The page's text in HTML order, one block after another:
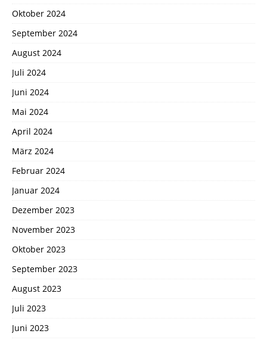
Oktober 2024
September 2024
August 2024
Juli 2024
Juni 2024
Mai 2024
April 2024
März 2024
Februar 2024
Januar 2024
Dezember 2023
November 2023
Oktober 2023
September 2023
August 2023
Juli 2023
Juni 2023